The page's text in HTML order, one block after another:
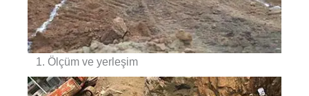
1. Ölçüm ve yerleşim